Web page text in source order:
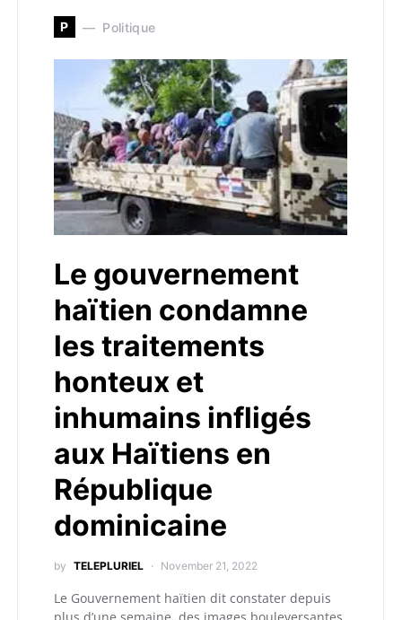
P Politique
Le gouvernement
haïtien condamne
les traitements
honteux et
inhumains infligés
aux Haïtiens en
République
dominicaine
by TELEPLURIEL November 21, 2022
Le Gouvernement haïtien dit constater depuis